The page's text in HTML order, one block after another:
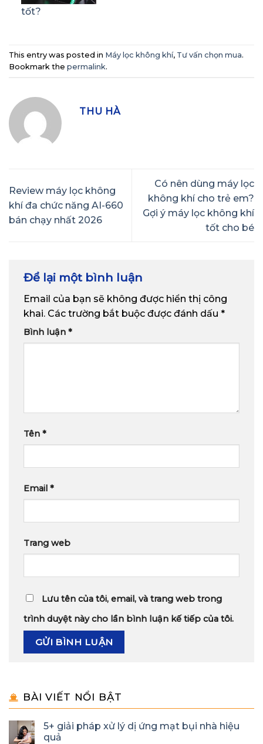
tốt?
This entry was posted in Máy lọc không khí, Tư vấn chọn mua.
Bookmark the permalink.
THU HÀ
Review máy lọc không
khí đa chức năng AI-660
bán chạy nhất 2026
Có nên dùng máy lọc
không khí cho trẻ em?
Gợi ý máy lọc không khí
tốt cho bé
Để lại một bình luận
Email của bạn sẽ không được hiển thị công
khai. Các trường bắt buộc được đánh dấu *
Bình luận *
Tên *
Email *
Trang web
Lưu tên của tôi, email, và trang web trong
trình duyệt này cho lần bình luận kế tiếp của tôi.
BÀI VIẾT NỔI BẬT
5+ giải pháp xử lý dị ứng mạt bụi nhà hiệu
quả